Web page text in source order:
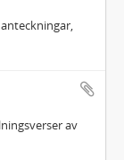
av